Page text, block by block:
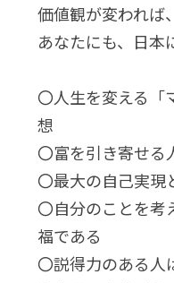
価値観が変われば
あなたにも、日本
〇人生を変える「
想
〇富を引き寄せる
〇最大の自己実現
〇自分のことを考
福である
〇説得力のある人